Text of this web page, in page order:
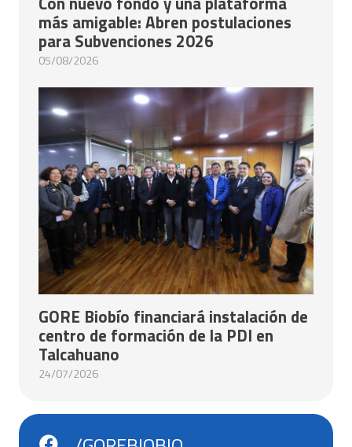
más amigable: Abren postulaciones
para Subvenciones 2026
05/08/2026
GORE Biobío financiará instalación de
centro de formación de la PDI en
Talcahuano
24/07/2026